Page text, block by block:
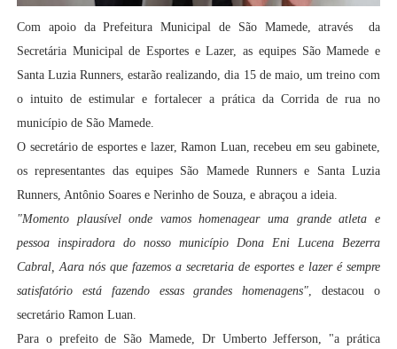
Com apoio da Prefeitura Municipal de São Mamede, através da
Secretária Municipal de Esportes e Lazer, as equipes São Mamede e
Santa Luzia Runners, estarão realizando, dia 15 de maio, um treino com
o intuito de estimular e fortalecer a prática da Corrida de rua no
município de São Mamede.
O secretário de esportes e lazer, Ramon Luan, recebeu em seu gabinete,
os representantes das equipes São Mamede Runners e Santa Luzia
Runners, Antônio Soares e Nerinho de Souza, e abraçou a ideia.
"Momento plausível onde vamos homenagear uma grande atleta e
pessoa inspiradora do nosso município Dona Eni Lucena Bezerra
Cabral, Aara nós que fazemos a secretaria de esportes e lazer é sempre
satisfatório está fazendo essas grandes homenagens", destacou o
secretário Ramon Luan.
Para o prefeito de São Mamede, Dr Umberto Jefferson, "a prática